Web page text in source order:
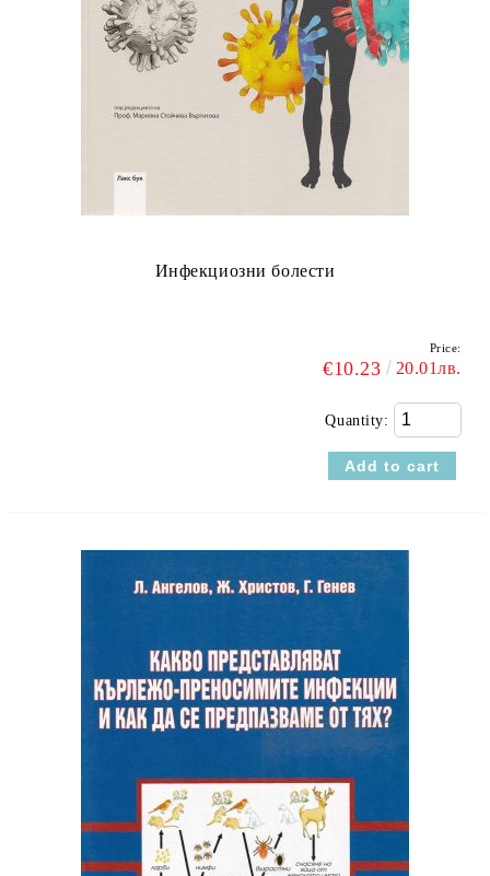
Инфекциозни болести
Price:
€10.23 20.01лв.
Quantity: